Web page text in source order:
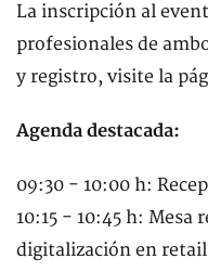
La inscripción al
profesionales de
y registro, visite la
Agenda destacada:
09:30 - 10:00 h:
10:15 - 10:45 h: Mesa
digitalización en retail